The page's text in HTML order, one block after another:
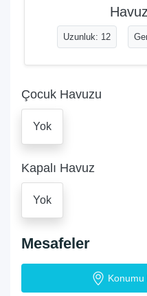
Uzunluk: 12
Çocuk Havuzu
Yok
Kapalı Havuz
Yok
Mesafeler